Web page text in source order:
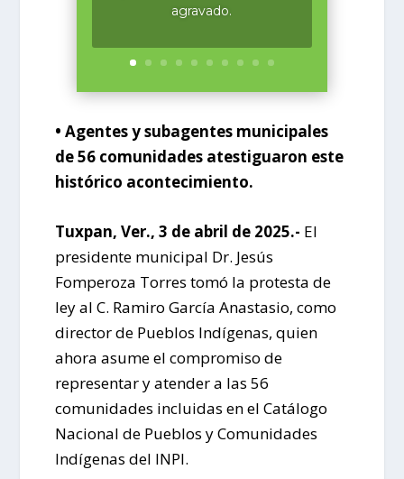
agravado.
• Agentes y subagentes municipales
de 56 comunidades atestiguaron este
histórico acontecimiento.
Tuxpan, Ver., 3 de abril de 2025.- El
presidente municipal Dr. Jesús
Fomperoza Torres tomó la protesta de
ley al C. Ramiro García Anastasio, como
director de Pueblos Indígenas, quien
ahora asume el compromiso de
representar y atender a las 56
comunidades incluidas en el Catálogo
Nacional de Pueblos y Comunidades
Indígenas del INPI.